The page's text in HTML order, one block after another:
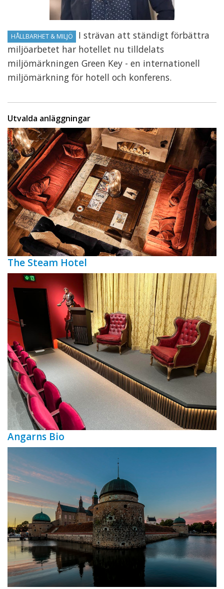
HÅLLBARHET & MILJÖ
I strävan att ständigt förbättra
miljöarbetet har hotellet nu tilldelats
miljömärkningen Green Key - en internationell
miljömärkning för hotell och konferens.
Utvalda anläggningar
The Steam Hotel
Angarns Bio